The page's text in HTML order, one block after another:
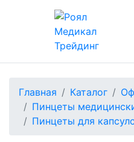
Главная Каталог
Пинцеты
Пинцеты для